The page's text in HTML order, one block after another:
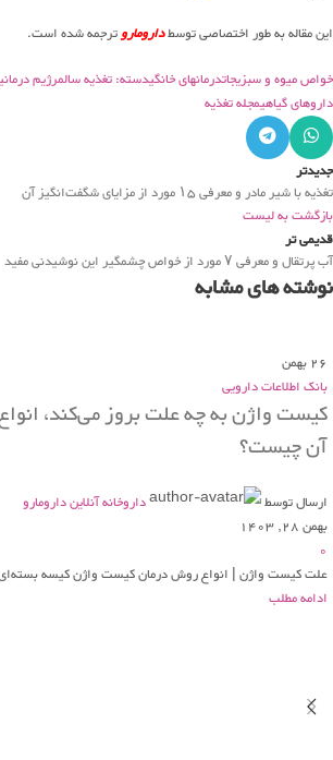
این مقاله به طور اختصاصی توسطداروماروترجمه شده است.
خواص میوه و سبزیجاتدرمانهای خانگیدسته: تغذیه سالمرژیم درمانی
داروهای گیاهیمجله تغذیه
جدیدتر
تغذیه با شیر مادر و معرفی ۱۵ مورد از مزایای شگفت‌انگیز آن
بازگشت به لیست
قدیمی تر
آب پرتقال و معرفی ۷ مورد از خواص چشمگیر این نوشیدنی مفید
نوشته های مشابه
26بهمن
بانک اطلاعات دارویی
کیست واژن به چه علت بروز می‌کند،
آن چیست؟
ارسال توسط
داروخانه آنلاین دارومارو
بهمن 28, 1403
0
علت کیست واژن | انواع روش درمان کیست واژن کیسه بسته‌ای
ادامه مطلب